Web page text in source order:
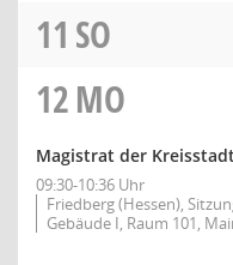
11 SO
12MO
Magistrat der
09:30-10:36 Uhr
Friedberg (Hessen),
Gebäude I, Raum 101,